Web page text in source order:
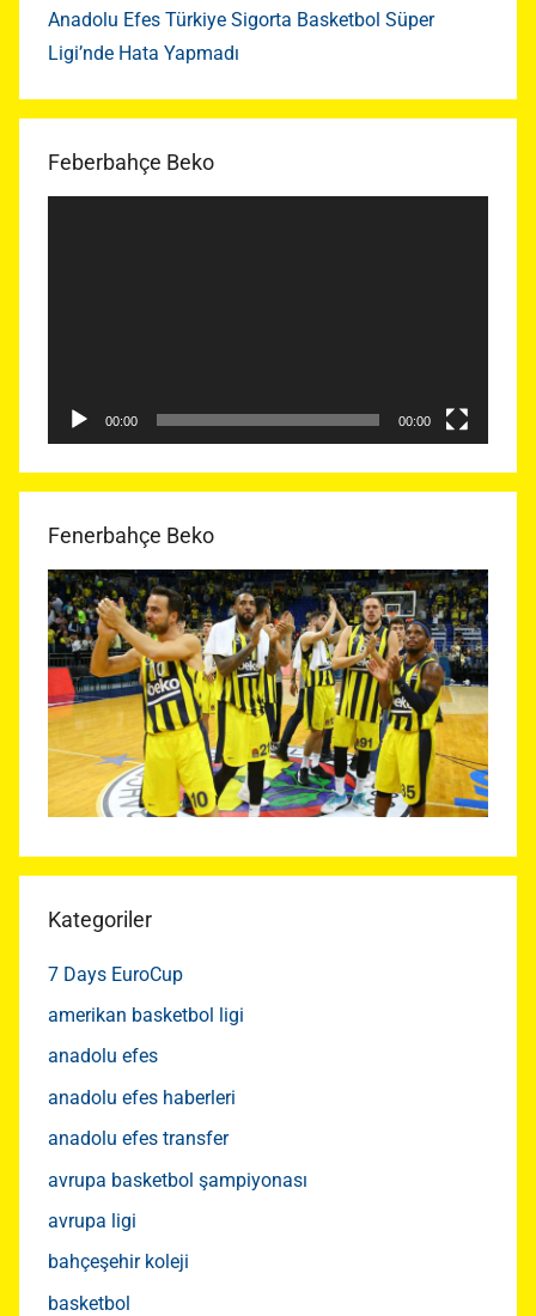
Anadolu Efes Türkiye Sigorta Basketbol Süper
Ligi’nde Hata Yapmadı
Feberbahçe Beko
00:00 00:00
Fenerbahçe Beko
Kategoriler
7 Days EuroCup
amerikan basketbol ligi
anadolu efes
anadolu efes haberleri
anadolu efes transfer
avrupa basketbol şampiyonası
avrupa ligi
bahçeşehir koleji
basketbol